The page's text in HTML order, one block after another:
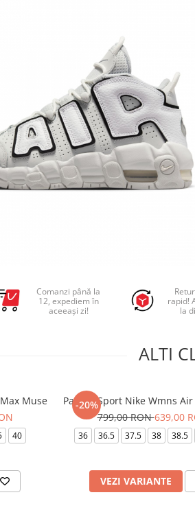
Comanzi până la
12, expediem în
aceeași zi!
rapid!
la
ALTI
Muse
40
-20%
Pantofi Sport Nike Wmns
799,00 RON639,00
36 36.5 37.5 38 38.5
VEZI VARIANTE